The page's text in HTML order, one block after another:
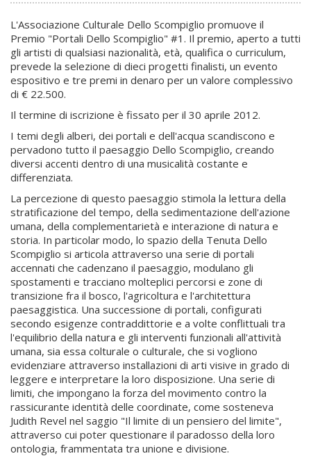
L'Associazione Culturale Dello Scompiglio promuove il
Premio "Portali Dello Scompiglio" #1. Il premio, aperto a tutti
gli artisti di qualsiasi nazionalità, età, qualifica o curriculum,
prevede la selezione di dieci progetti finalisti, un evento
espositivo e tre premi in denaro per un valore complessivo
di € 22.500.
Il termine di iscrizione è fissato per il 30 aprile 2012.
I temi degli alberi, dei portali e dell'acqua scandiscono e
pervadono tutto il paesaggio Dello Scompiglio, creando
diversi accenti dentro di una musicalità costante e
differenziata.
La percezione di questo paesaggio stimola la lettura della
stratificazione del tempo, della sedimentazione dell'azione
umana, della complementarietà e interazione di natura e
storia. In particolar modo, lo spazio della Tenuta Dello
Scompiglio si articola attraverso una serie di portali
accennati che cadenzano il paesaggio, modulano gli
spostamenti e tracciano molteplici percorsi e zone di
transizione fra il bosco, l'agricoltura e l'architettura
paesaggistica. Una successione di portali, configurati
secondo esigenze contraddittorie e a volte conflittuali tra
l'equilibrio della natura e gli interventi funzionali all'attività
umana, sia essa colturale o culturale, che si vogliono
evidenziare attraverso installazioni di arti visive in grado di
leggere e interpretare la loro disposizione. Una serie di
limiti, che impongano la forza del movimento contro la
rassicurante identità delle coordinate, come sosteneva
Judith Revel nel saggio "Il limite di un pensiero del limite",
attraverso cui poter questionare il paradosso della loro
ontologia, frammentata tra unione e divisione.